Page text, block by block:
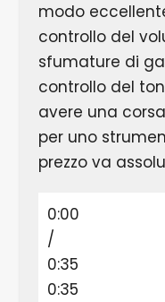
modo
controllo del
sfumature di
controllo del
avere una
per uno
prezzo va
0:00
/
0:35
0:35